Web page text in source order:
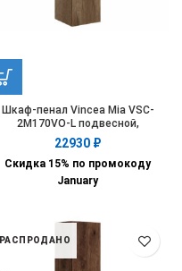
Шкаф-пенал Vincea Mia VSC-
2M170VO-L подвесной,
1700*350*350, V.Oak, левый
22930 ₽
Скидка 15% по промокоду
January
РАСПРОДАНО